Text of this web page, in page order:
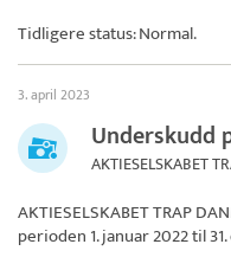
Tidligere status: Normal.
3. april 2023
Underskudd
AKTIESELSKABET
AKTIESELSKABET TRAP
perioden 1. januar 2022 til